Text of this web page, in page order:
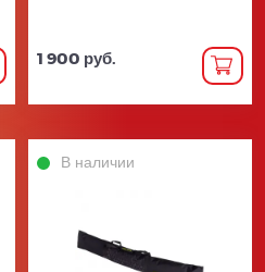
1 900 руб.
В наличии